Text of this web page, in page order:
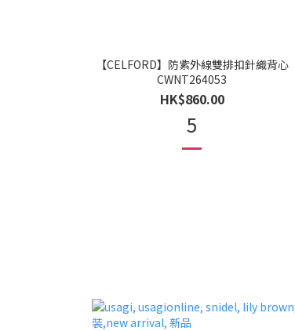
【CELFORD】防紫外線雙排扣針織背心
CWNT264053
HK$860.00
5